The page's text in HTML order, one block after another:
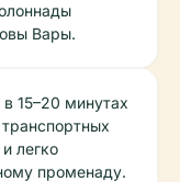
Вары.
15–20 минутах
легко
променаду.